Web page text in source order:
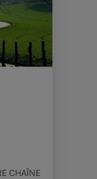
CHAÎNE